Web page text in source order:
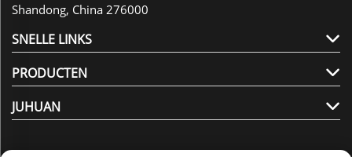
Shandong, China 276000
SNELLE LINKS
PRODUCTEN
JUHUAN